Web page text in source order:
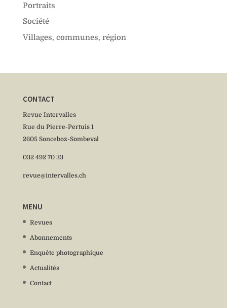
Portraits
Société
Villages, communes, région
CONTACT
Revue Intervalles
Rue du Pierre-Pertuis 1
2605 Sonceboz-Sombeval
032 492 70 33
revue@intervalles.ch
MENU
Revues
Abonnements
Enquête photographique
Actualités
Contact